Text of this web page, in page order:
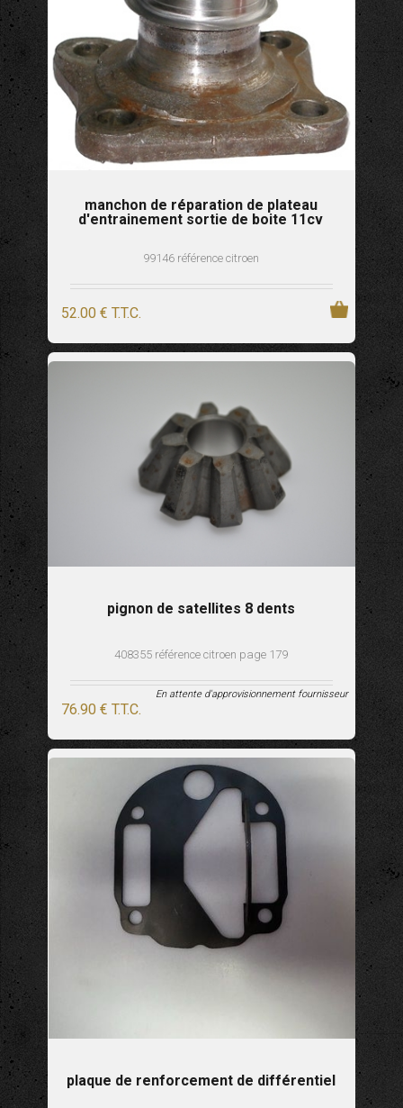
manchon de réparation de plateau
d'entrainement sortie de boite 11cv
99146 référence citroen
52.00 € T.T.C.
pignon de satellites 8 dents
408355 référence citroen page 179
76.90 € T.T.C.
En attente d'approvisionnement fournisseur
plaque de renforcement de différentiel